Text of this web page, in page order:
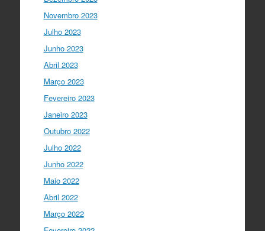
como eu, na sociedade é hoje muito
fecha…
Ciência Viva
cultura científica no futuro da Europa
em direto do
twitter.com/i/web/status/1…
I Gulbenkian Ciência
@EMBO
@ERC_Research
@IGCiencia
Novembro 2023
Julho 2023
Junho 2023
Abril 2023
Março 2023
Fevereiro 2023
Janeiro 2023
Outubro 2022
Julho 2022
Junho 2022
Maio 2022
Abril 2022
Março 2022